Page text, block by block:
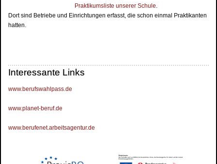
Praktikumsliste unserer Schule
Dort sind Betriebe und Einrichtungen erfasst, die schon einmal Praktikanten
hatten.
Interessante Links
www.berufswahlpass.de
www.planet-beruf.de
www.berufenet.arbeitsagentur.de